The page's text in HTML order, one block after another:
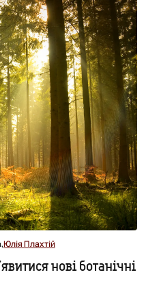
Юлія Плахтій
нові ботанічні